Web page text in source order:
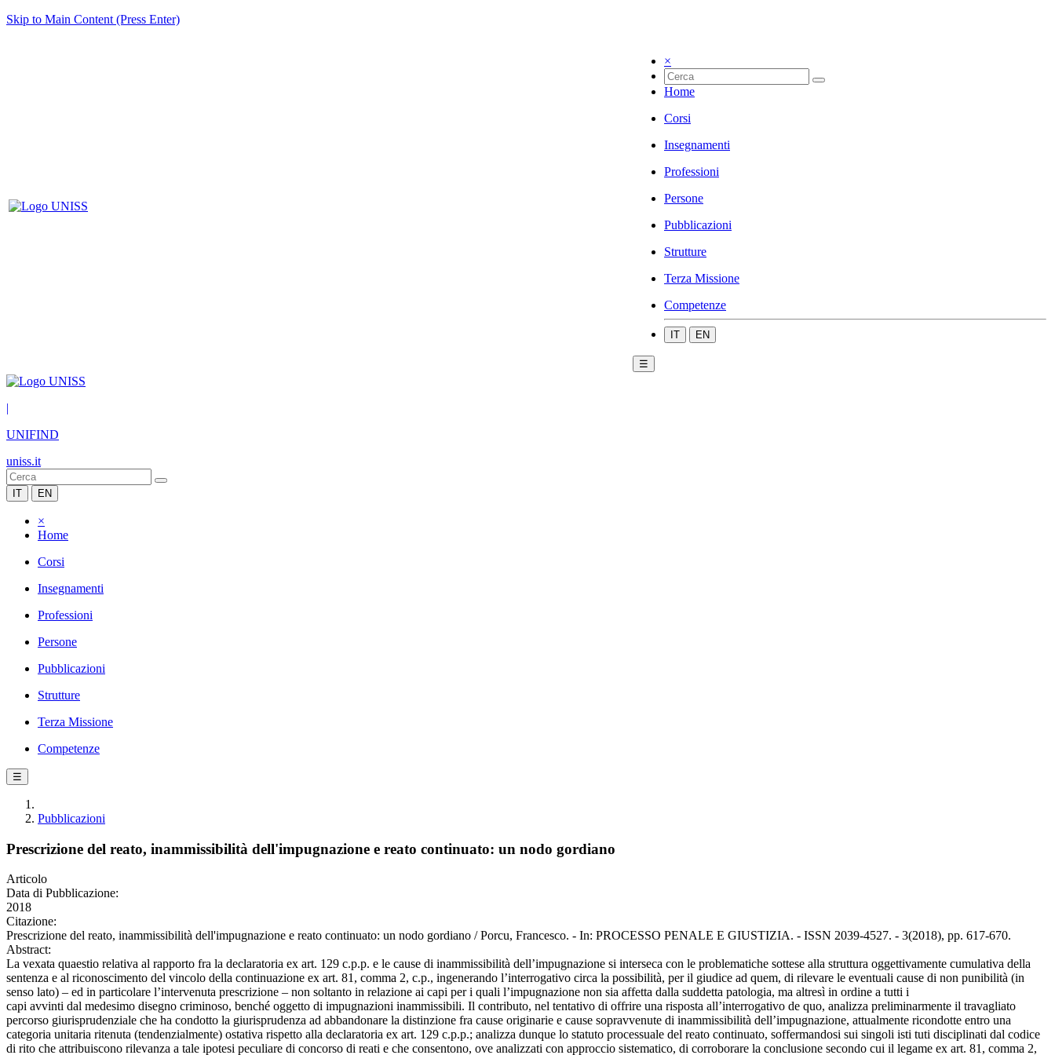
Skip to Main Content (Press Enter)
×
Home
Corsi
Insegnamenti
Professioni
Persone
Pubblicazioni
Strutture
Terza Missione
Competenze
IT EN
☰
|
UNIFIND
uniss.it
IT EN
×
Home
Corsi
Insegnamenti
Professioni
Persone
Pubblicazioni
Strutture
Terza Missione
Competenze
☰
Pubblicazioni
Prescrizione del reato, inammissibilità dell'impugnazione e reato continuato: un nodo gordiano
Articolo
Data di Pubblicazione:
2018
Citazione:
Prescrizione del reato, inammissibilità dell'impugnazione e reato continuato: un nodo gordiano / Porcu, Francesco. - In: PROCESSO PENALE E GIUSTIZIA. - ISSN 2039-4527. - 3(2018), pp. 617-670.
Abstract:
La vexata quaestio relativa al rapporto fra la declaratoria ex art. 129 c.p.p. e le cause di inammissibilità dell’impugnazione si interseca con le problematiche sottese alla struttura oggettivamente cumulativa della
sentenza e al riconoscimento del vincolo della continuazione ex art. 81, comma 2, c.p., ingenerando l’interrogativo circa la possibilità, per il giudice ad quem, di rilevare le eventuali cause di non punibilità (in
senso lato) – ed in particolare l’intervenuta prescrizione – non soltanto in relazione ai capi per i quali l’impugnazione non sia affetta dalla suddetta patologia, ma altresì in ordine a tutti i
capi avvinti dal medesimo disegno criminoso, benché oggetto di impugnazioni inammissibili. Il contributo, nel tentativo di offrire una risposta all’interrogativo de quo, analizza preliminarmente il travagliato
percorso giurisprudenziale che ha condotto la giurisprudenza ad abbandonare la distinzione fra cause originarie e cause sopravvenute di inammissibilità dell’impugnazione, attualmente ricondotte entro una
categoria unitaria ritenuta (tendenzialmente) ostativa rispetto alla declaratoria ex art. 129 c.p.p.; analizza dunque lo statuto processuale del reato continuato, soffermandosi sui singoli isti tuti disciplinati dal codice
di rito che attribuiscono rilevanza a tale ipotesi peculiare di concorso di reati e che consentono, ove analizzati con approccio sistematico, di corroborare la conclusione secondo cui il legame ex art. 81, comma 2,